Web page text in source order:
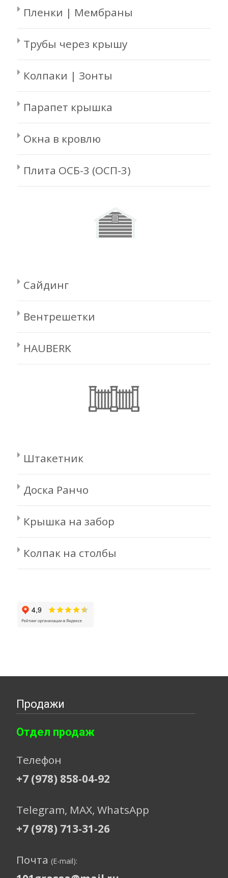
Пленки | Мембраны
Трубы через крышу
Колпаки | Зонты
Парапет крышка
Окна в кровлю
Плита ОСБ-3 (ОСП-3)
Сайдинг
Вентрешетки
HAUBERK
Штакетник
Доска Ранчо
Крышка на забор
Колпак на столбы
Продажи
Отдел продаж
Телефон
+7 (978) 858-04-92
Telegram, МАХ, WhatsApp
+7 (978) 713-31-26
Почта (E-mail):